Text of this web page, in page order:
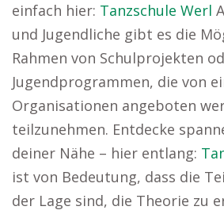
einfach hier: Tanzschule Werl
und Jugendliche gibt es die
Rahmen von Schulprojekten
Jugendprogrammen, die von
Organisationen angeboten
teilzunehmen. Entdecke
deiner Nähe – hier entlang:
ist von Bedeutung, dass die
der Lage sind, die Theorie zu